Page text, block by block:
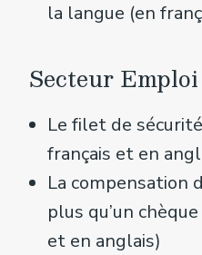
la langue (en
Secteur
Le filet de
français et en
La compensation
plus qu’un
et en anglais)